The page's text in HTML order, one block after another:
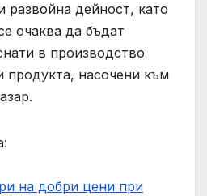
развойна дейност, като
очаква да бъдат
в производство
продукта, насочени към
на добри цени при